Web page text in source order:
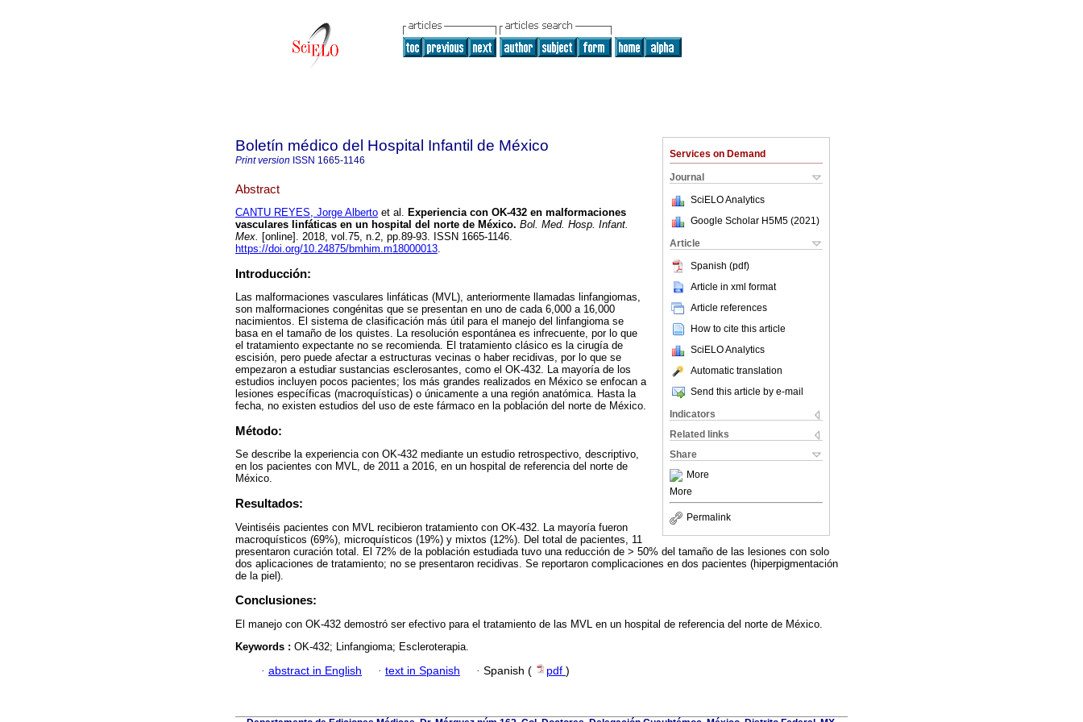
Services on Demand
Journal
SciELO Analytics
Google Scholar H5M5 (2021 )
Article
Spanish (pdf)
Article in xml format
Article references
How to cite this article
SciELO Analytics
Automatic translation
Send this article by e-mail
Indicators
Related links
Share
More
More
Permalink
Boletín médico del Hospital Infantil de México
Print version ISSN 1665-1146
Abstract
CANTU REYES, Jorge Alberto et al. Experiencia con OK-432 en malformaciones
vasculares linfáticas en un hospital del norte de México. Bol. Med. Hosp. Infant.
Mex. [online]. 2018, vol.75, n.2, pp.89-93. ISSN 1665-1146.
https://doi.org/10.24875/bmhim.m18000013.
Introducción:
Las malformaciones vasculares linfáticas (MVL), anteriormente llamadas linfangiomas,
son malformaciones congénitas que se presentan en uno de cada 6,000 a 16,000
nacimientos. El sistema de clasificación más útil para el manejo del linfangioma se
basa en el tamaño de los quistes. La resolución espontánea es infrecuente, por lo que
el tratamiento expectante no se recomienda. El tratamiento clásico es la cirugía de
escisión, pero puede afectar a estructuras vecinas o haber recidivas, por lo que se
empezaron a estudiar sustancias esclerosantes, como el OK-432. La mayoría de los
estudios incluyen pocos pacientes; los más grandes realizados en México se enfocan a
lesiones específicas (macroquísticas) o únicamente a una región anatómica. Hasta la
fecha, no existen estudios del uso de este fármaco en la población del norte de México.
Método:
Se describe la experiencia con OK-432 mediante un estudio retrospectivo, descriptivo,
en los pacientes con MVL, de 2011 a 2016, en un hospital de referencia del norte de
México.
Resultados:
Veintiséis pacientes con MVL recibieron tratamiento con OK-432. La mayoría fueron
macroquísticos (69%), microquísticos (19%) y mixtos (12%). Del total de pacientes, 11
presentaron curación total. El 72% de la población estudiada tuvo una reducción de > 50% del tamaño de las lesiones con solo
dos aplicaciones de tratamiento; no se presentaron recidivas. Se reportaron complicaciones en dos pacientes (hiperpigmentación
de la piel).
Conclusiones:
El manejo con OK-432 demostró ser efectivo para el tratamiento de las MVL en un hospital de referencia del norte de México.
Keywords : OK-432; Linfangioma; Escleroterapia.
· abstract in English · text in Spanish · Spanish ( pdf )